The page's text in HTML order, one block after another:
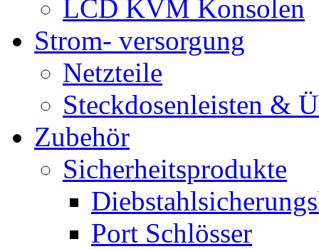
LCD KVM Konsolen
Strom- versorgung
Netzteile
Steckdosenleisten &
Zubehör
Sicherheitsprodukte
Port Schlösser